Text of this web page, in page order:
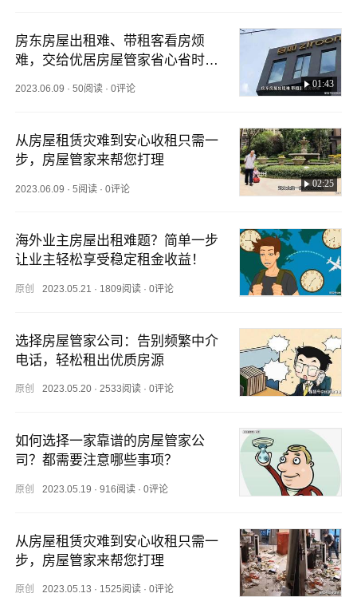
房东房屋出租难、带租客看房烦
难，交给优居房屋管家省心省时省
01:43
2023.06.09 ·50阅读 ·0评论
从房屋租赁灾难到安心收租只需一
步，房屋管家来帮您打理
02:25
2023.06.09 ·5阅读 ·0评论
海外业主房屋出租难题？简单一步
让业主轻松享受稳定租金收益！
原创 2023.05.21 · 1809阅读· 0评论
选择房屋管家公司：告别频繁中介
电话，轻松租出优质房源
原创 2023.05.20· 2533阅读· 0评论
如何选择一家靠谱的房屋管家公
司？都需要注意哪些事项？
原创 2023.05.19 · 916阅读· 0评论
从房屋租赁灾难到安心收租只需一
步，房屋管家来帮您打理
原创 2023.05.13 · 1525阅读· 0评论